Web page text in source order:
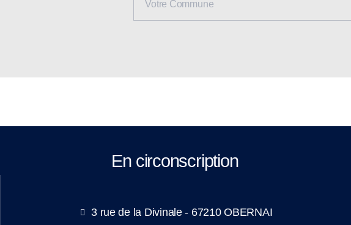
En circonscription
3 rue de la Divinale - 67210 OBERNAI